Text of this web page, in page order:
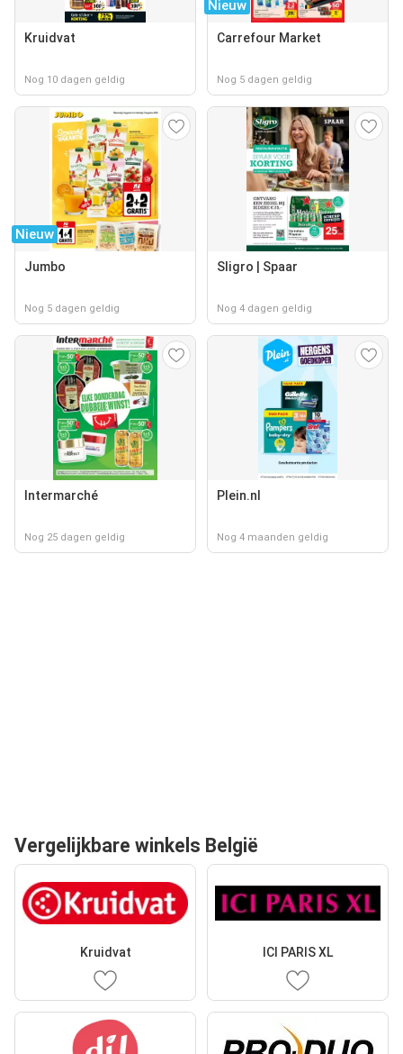
Kruidvat
Nog 10 dagen geldig
Nieuw
Carrefour Market
Nog 5 dagen geldig
Nieuw
Jumbo
Nog 5 dagen geldig
Sligro | Spaar
Nog 4 dagen geldig
Intermarché
Nog 25 dagen geldig
Plein.nl
Nog 4 maanden geldig
Vergelijkbare winkels België
Kruidvat ICI PARIS XL